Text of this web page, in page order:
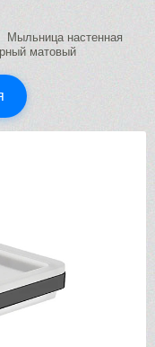
настенная
матовый